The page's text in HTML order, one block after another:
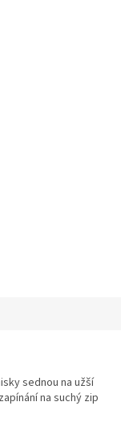
sednou na užší
na suchý zip